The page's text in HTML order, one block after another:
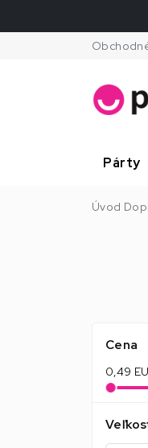
Párty
Úvod
Cena
0,49